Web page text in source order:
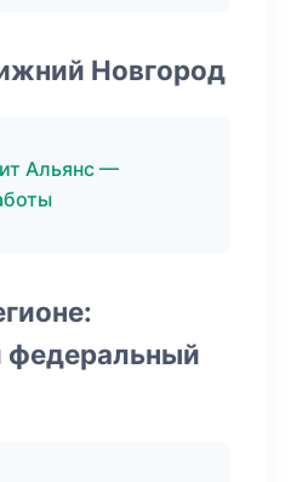
Новгород
Альянс —